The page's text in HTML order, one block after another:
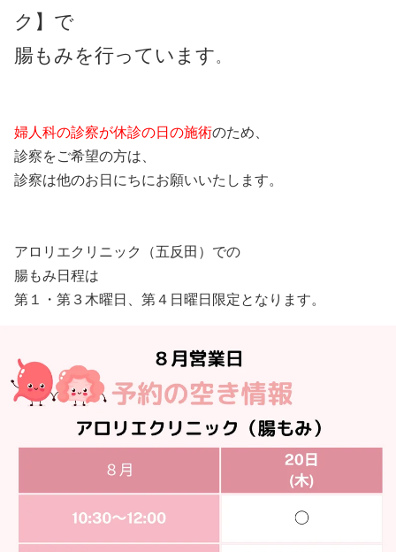
ク】で
腸もみを行っています 。
婦人科の診察が休診の日の施術のため、
診察をご希望の方は、
診察は他のお日にちにお願いいたします。
アロリエクリニック（五反田）での
腸もみ日程は
第１・第３木曜日、第４日曜日限定となります。